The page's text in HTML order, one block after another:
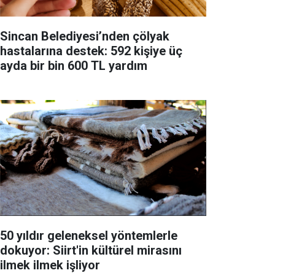
Sincan Belediyesi’nden çölyak
hastalarına destek: 592 kişiye üç
ayda bir bin 600 TL yardım
50 yıldır geleneksel yöntemlerle
dokuyor: Siirt'in kültürel mirasını
ilmek ilmek işliyor